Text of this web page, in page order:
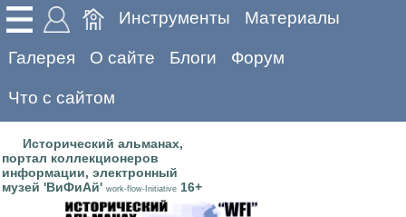
Инструменты Материалы
Галерея О сайте Блоги Форум
Что с сайтом
Исторический альманах,
портал коллекционеров
информации, электронный
музей 'ВиФиАй' work-flow-Initiative 16+